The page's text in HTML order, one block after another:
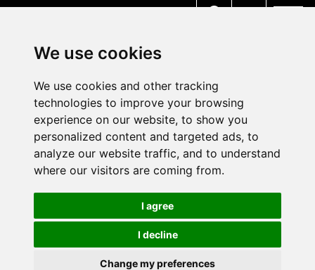
We use cookies
We use cookies and other tracking
technologies to improve your browsing
experience on our website, to show you
personalized content and targeted ads, to
analyze our website traffic, and to understand
where our visitors are coming from.
I agree
I decline
Change my preferences